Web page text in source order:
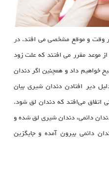
وقت و موقع مشخصی می افتد. در
موعد مقرر می افتند که علت زود
خواهیم داد و همچنین اگر دندان
دیر افتادن دندان شیری بیان
اتفاق می‌افتد که دندان لق شود.
رشد دندان دائمی، دندان شیری لق شده و
دائمی بیرون آمده و جایگزین